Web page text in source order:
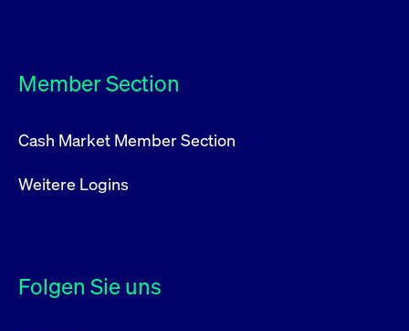
Member Section
Cash Market Member Section
Weitere Logins
Folgen Sie uns